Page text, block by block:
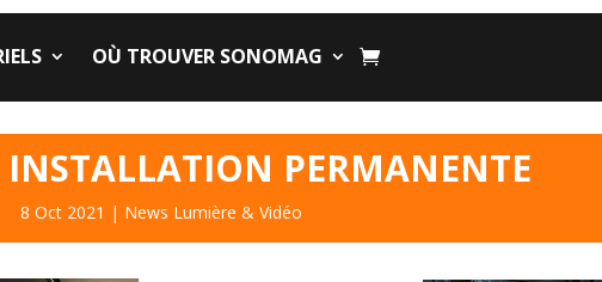
OÙ TROUVER SONOMAG
INSTALLATION PERMANENTE
8 Oct 2021 | News Lumière & Vidéo